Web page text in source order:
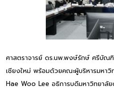
ศาสตราจารย์ ดร.นพ.พงษ์รักษ์ ศรีบัณ
เชียงใหม่ พร้อมด้วยคณะผู้บริหารมหาวิ
Hae Woo Lee อธิการบดีมหาวิทยาลัย